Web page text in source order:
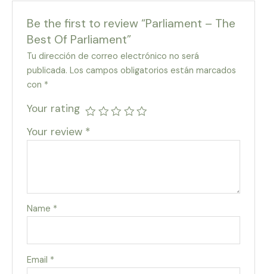
Be the first to review “Parliament – The
Best Of Parliament”
Tu dirección de correo electrónico no será
publicada. Los campos obligatorios están marcados
con *
Your rating
Your review *
Name *
Email *